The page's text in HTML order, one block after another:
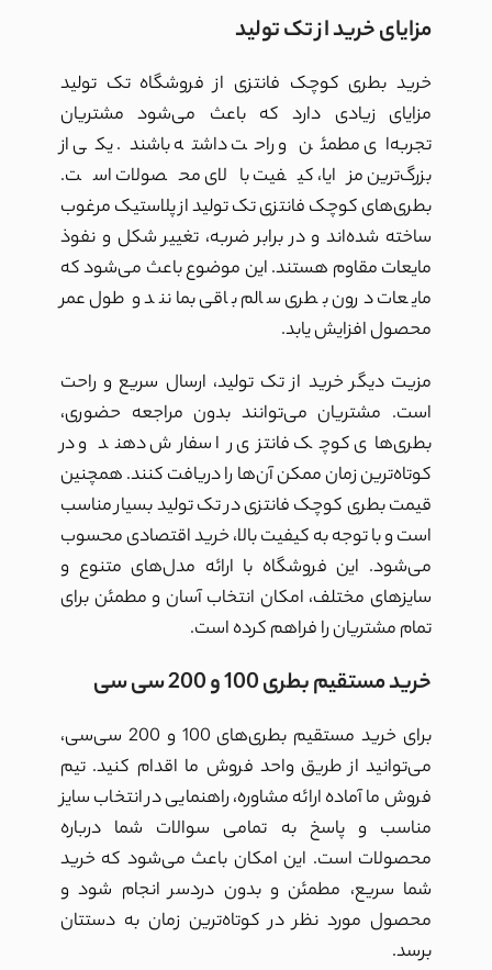
مزایای خرید از تک تولید
خرید بطری کوچک فانتزی از فروشگاه تک تولید
مزایای زیادی دارد که باعث می‌شود مشتریان
تجربه‌ای مطمئن و راحت داشته باشند. یکی از
بزرگ‌ترین مزایا، کیفیت بالای محصولات است.
بطری‌های کوچک فانتزی تک تولید از پلاستیک مرغوب
ساخته شده‌اند و در برابر ضربه، تغییر شکل و نفوذ
مایعات مقاوم هستند. این موضوع باعث می‌شود که
مایعات درون بطری سالم باقی بمانند و طول عمر
محصول افزایش یابد.
مزیت دیگر خرید از تک تولید، ارسال سریع و راحت
است. مشتریان می‌توانند بدون مراجعه حضوری،
بطری‌های کوچک فانتزی را سفارش دهند و در
کوتاه‌ترین زمان ممکن آن‌ها را دریافت کنند. همچنین
قیمت بطری کوچک فانتزی در تک تولید بسیار مناسب
است و با توجه به کیفیت بالا، خرید اقتصادی محسوب
می‌شود. این فروشگاه با ارائه مدل‌های متنوع و
سایزهای مختلف، امکان انتخاب آسان و مطمئن برای
تمام مشتریان را فراهم کرده است.
خرید مستقیم بطری 100 و 200 سی سی
برای خرید مستقیم بطری‌های 100 و 200 سی‌سی،
می‌توانید از طریق واحد فروش ما اقدام کنید. تیم
فروش ما آماده ارائه مشاوره، راهنمایی در انتخاب سایز
مناسب و پاسخ به تمامی سوالات شما درباره
محصولات است. این امکان باعث می‌شود که خرید
شما سریع، مطمئن و بدون دردسر انجام شود و
محصول مورد نظر در کوتاه‌ترین زمان به دستتان
برسد.